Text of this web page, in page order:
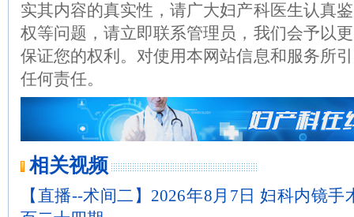
实其内容的真实性，请广大妇产科医生认真
权等问题，请立即联系管理员，我们会予以
保证您的权利。对使用本网站信息和服务所
任何责任。
相关视频
【直播--术间二】2026年8月7日 妇科内镜